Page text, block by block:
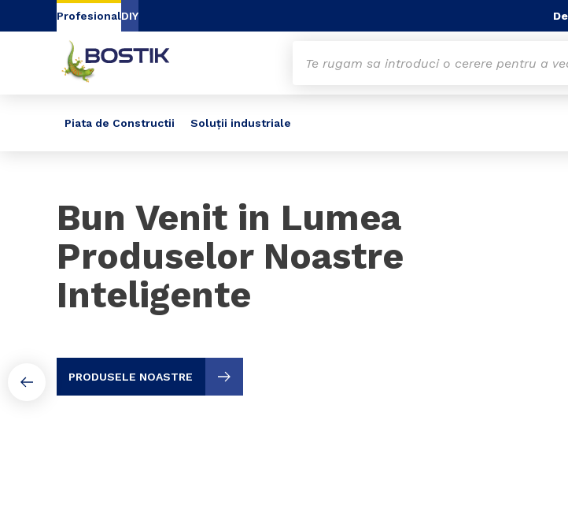
Go to content Go to navigation
ProfesionalDIY
Piata de Constructii Soluții industriale
Bun Venit in Lumea
Produselor Noastre
Inteligente
PRODUSELE NOASTRE